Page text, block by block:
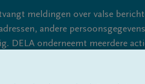
meldingen over valse
andere
DELA onderneemt meerdere
blijf waakzaam.